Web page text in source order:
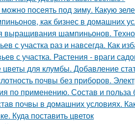
посеять под зиму. Какую
как бизнес в домашних
выращивания шампиньонов.
с участка раз и навсегда. Как
с участка. Растения - враги
для клумбы. Добавление
почвы без приборов.
по применению. Состав и польза
почвы в домашних условиях.
Куда поставить цветок